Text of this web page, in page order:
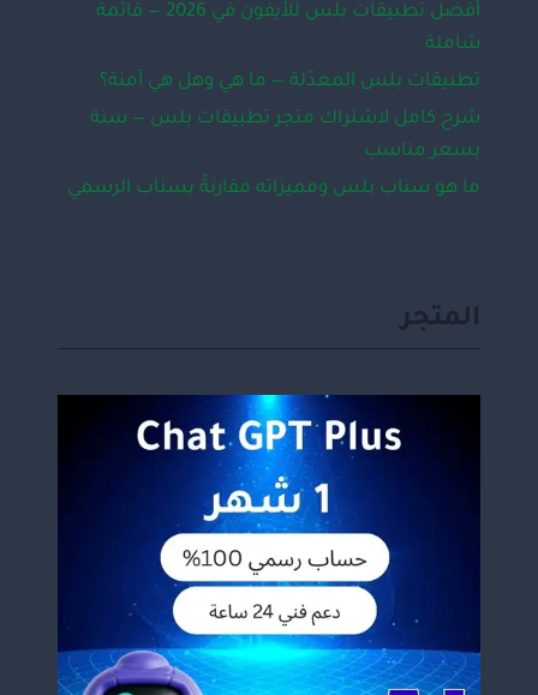
أفضل تطبيقات بلس للأيفون في 2026 — قائمة
شاملة
تطبيقات بلس المعدّلة — ما هي وهل هي آمنة؟
شرح كامل لاشتراك متجر تطبيقات بلس — سنة
بسعر مناسب
ما هو سناب بلس ومميزاته مقارنةً بسناب الرسمي
المتجر